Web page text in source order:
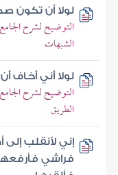
لولا أن تكون
التوضيح لشرح
الشبهات
لولا أني أخاف
التوضيح لشرح
الطريق
إني لأنقلب
فراشي